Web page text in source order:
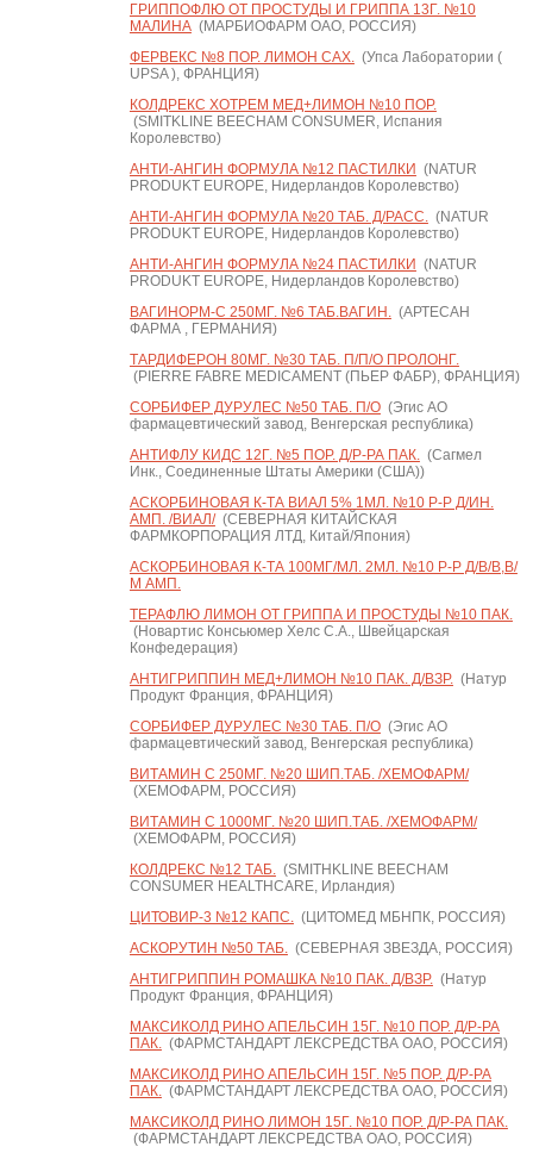
ГРИППОФЛЮ ОТ ПРОСТУДЫ И ГРИППА 13Г. №10
МАЛИНА(МАРБИОФАРМ ОАО, РОССИЯ)
ФЕРВЕКС №8 ПОР. ЛИМОН САХ.(Упса Лаборатории (
UPSA ), ФРАНЦИЯ)
КОЛДРЕКС ХОТРЕМ МЕД+ЛИМОН №10 ПОР.
(SMITKLINE BEECHAM CONSUMER, Испания
Королевство)
АНТИ-АНГИН ФОРМУЛА №12 ПАСТИЛКИ (NATUR
PRODUKT EUROPE, Нидерландов Королевство)
АНТИ-АНГИН ФОРМУЛА №20 ТАБ. Д/РАСС.(NATUR
PRODUKT EUROPE, Нидерландов Королевство)
АНТИ-АНГИН ФОРМУЛА №24 ПАСТИЛКИ (NATUR
PRODUKT EUROPE, Нидерландов Королевство)
ВАГИНОРМ-С 250МГ. №6 ТАБ.ВАГИН.(АРТЕСАН
ФАРМА , ГЕРМАНИЯ)
ТАРДИФЕРОН 80МГ. №30 ТАБ. П/П/О ПРОЛОНГ.
(PIERRE FABRE MEDICAMENT (ПЬЕР ФАБР), ФРАНЦИЯ)
СОРБИФЕР ДУРУЛЕС №50 ТАБ. П/О(Эгис АО
фармацевтический завод, Венгерская республика)
АНТИФЛУ КИДС 12Г. №5 ПОР. Д/Р-РА ПАК.(Сагмел
Инк., Соединенные Штаты Америки (США))
АСКОРБИНОВАЯ К-ТА ВИАЛ 5% 1МЛ. №10 Р-Р Д/ИН.
АМП. /ВИАЛ/(СЕВЕРНАЯ КИТАЙСКАЯ
ФАРМКОРПОРАЦИЯ ЛТД, Китай/Япония)
АСКОРБИНОВАЯ К-ТА 100МГ/МЛ. 2МЛ. №10 Р-Р Д/В/В,В/
М АМП.
ТЕРАФЛЮ ЛИМОН ОТ ГРИППА И ПРОСТУДЫ №10 ПАК.
(Новартис Консьюмер Хелс С.А., Швейцарская
Конфедерация)
АНТИГРИППИН МЕД+ЛИМОН №10 ПАК. Д/ВЗР.(Натур
Продукт Франция, ФРАНЦИЯ)
СОРБИФЕР ДУРУЛЕС №30 ТАБ. П/О(Эгис АО
фармацевтический завод, Венгерская республика)
ВИТАМИН С 250МГ. №20 ШИП.ТАБ. /ХЕМОФАРМ/
(ХЕМОФАРМ, РОССИЯ)
ВИТАМИН С 1000МГ. №20 ШИП.ТАБ. /ХЕМОФАРМ/
(ХЕМОФАРМ, РОССИЯ)
КОЛДРЕКС №12 ТАБ.(SMITHKLINE BEECHAM
CONSUMER HEALTHCARE, Ирландия)
ЦИТОВИР-3 №12 КАПС.(ЦИТОМЕД МБНПК, РОССИЯ)
АСКОРУТИН №50 ТАБ.(СЕВЕРНАЯ ЗВЕЗДА, РОССИЯ)
АНТИГРИППИН РОМАШКА №10 ПАК. Д/ВЗР.(Натур
Продукт Франция, ФРАНЦИЯ)
МАКСИКОЛД РИНО АПЕЛЬСИН 15Г. №10 ПОР. Д/Р-РА
ПАК.(ФАРМСТАНДАРТ ЛЕКСРЕДСТВА ОАО, РОССИЯ)
МАКСИКОЛД РИНО АПЕЛЬСИН 15Г. №5 ПОР. Д/Р-РА
ПАК.(ФАРМСТАНДАРТ ЛЕКСРЕДСТВА ОАО, РОССИЯ)
МАКСИКОЛД РИНО ЛИМОН 15Г. №10 ПОР. Д/Р-РА ПАК.
(ФАРМСТАНДАРТ ЛЕКСРЕДСТВА ОАО, РОССИЯ)